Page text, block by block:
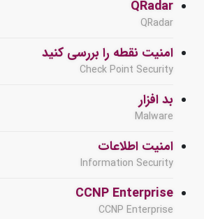
QRadar
QRadar
امنیت نقطه را بررسی کنید
Check Point Security
بد افزار
Malware
امنیت اطلاعات
Information Security
CCNP Enterprise
CCNP Enterprise